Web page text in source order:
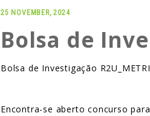
25 NOVEMBER, 2024
Bolsa de
Bolsa de Investigação
Encontra-se aberto concurso